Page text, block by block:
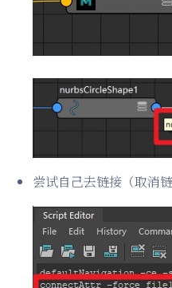
尝试自己去链接（取消